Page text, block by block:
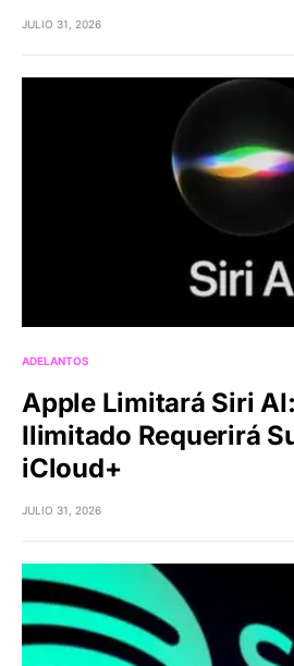
JULIO 31, 2026
ADELANTOS
Apple Limitará Siri
Ilimitado Requerirá
iCloud+
JULIO 31, 2026